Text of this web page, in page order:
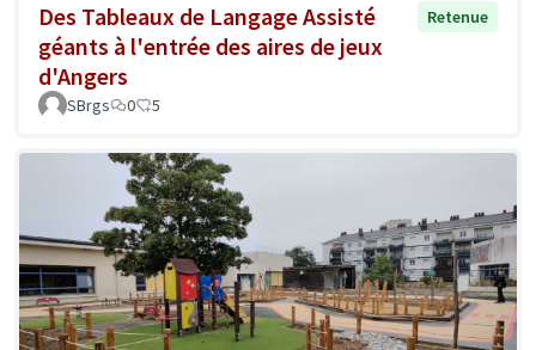
Des Tableaux de Langage Assisté
géants à l'entrée des aires de jeux
d'Angers
Retenue
SBrgs 0 5